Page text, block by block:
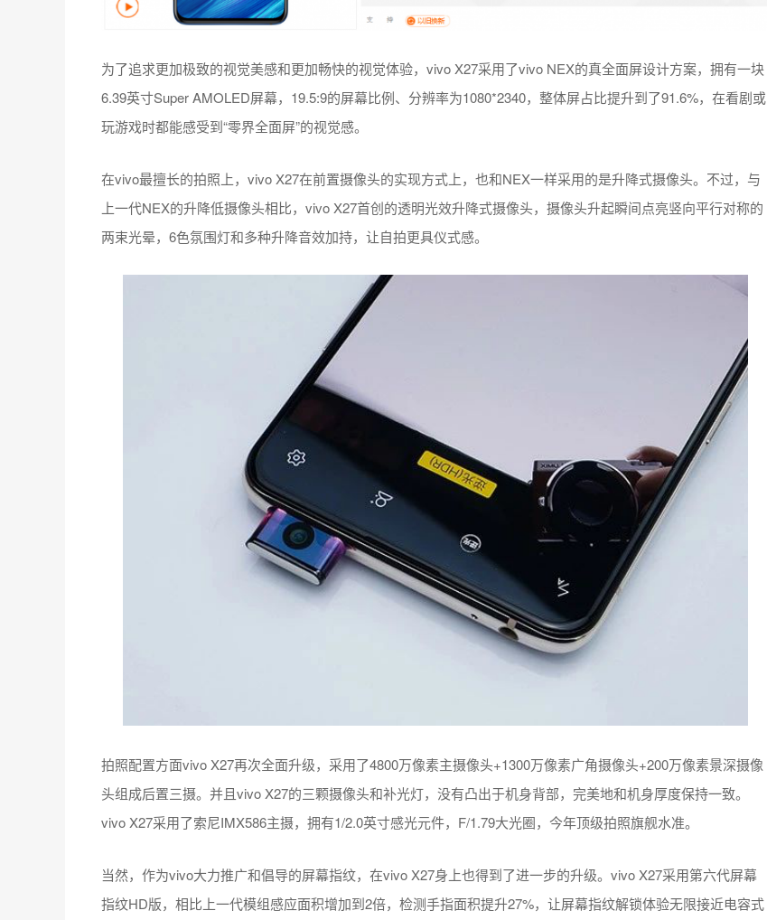
为了追求更加极致的视觉美感和更加畅快的视觉体验，vivo X27采用了vivo NEX的真全面屏设计方案，拥有一块
6.39英寸Super AMOLED屏幕，19.5:9的屏幕比例、分辨率为1080*2340，整体屏占比提升到了91.6%，在看剧或
玩游戏时都能感受到“零界全面屏”的视觉感。
在vivo最擅长的拍照上，vivo X27在前置摄像头的实现方式上，也和NEX一样采用的是升降式摄像头。不过，与
上一代NEX的升降低摄像头相比，vivo X27首创的透明光效升降式摄像头，摄像头升起瞬间点亮竖向平行对称的
两束光晕，6色氛围灯和多种升降音效加持，让自拍更具仪式感。
拍照配置方面vivo X27再次全面升级，采用了4800万像素主摄像头+1300万像素广角摄像头+200万像素景深摄像
头组成后置三摄。并且vivo X27的三颗摄像头和补光灯，没有凸出于机身背部，完美地和机身厚度保持一致。
vivo X27采用了索尼IMX586主摄，拥有1/2.0英寸感光元件，F/1.79大光圈，今年顶级拍照旗舰水准。
当然，作为vivo大力推广和倡导的屏幕指纹，在vivo X27身上也得到了进一步的升级。vivo X27采用第六代屏幕
指纹HD版，相比上一代模组感应面积增加到2倍，检测手指面积提升27%，让屏幕指纹解锁体验无限接近电容式